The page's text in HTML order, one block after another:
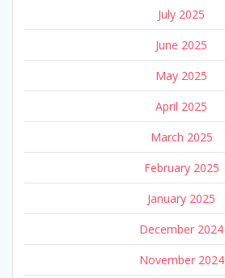
July 2025
June 2025
May 2025
April 2025
March 2025
February 2025
January 2025
December 2024
November 2024